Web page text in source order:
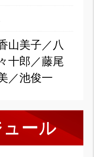
山美子／八
十郎／藤尾
／池俊一
ール